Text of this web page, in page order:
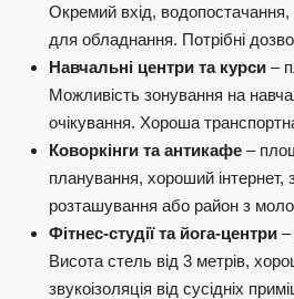
Окремий вхід,
для обладнання. Потрібні
Навчальні центри та курси –
Можливість зонування на
очікування. Хороша
Коворкінги та антикафе –
планування, хороший інтернет,
розташування або район з
Фітнес-студії та йога-центри –
Висота стель від 3 метрів,
звукоізоляція від сусідніх